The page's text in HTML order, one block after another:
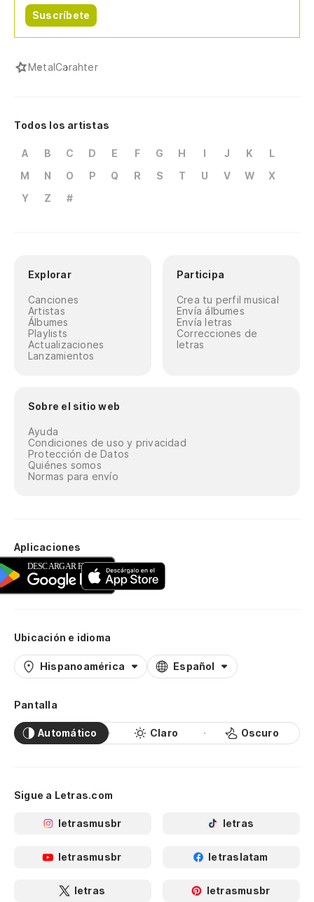
Suscríbete
MetalCarahter
Todos los artistas
A B C D E F G H I J K
L
M
N O P Q R S T U V W
X
Y
Z #
Explorar
Canciones
Artistas
Álbumes
Playlists
Actualizaciones
Lanzamientos
Participa
Crea tu perfil musical
Envía álbumes
Envía letras
Correcciones de
letras
Sobre el sitio web
Ayuda
Condiciones de uso y privacidad
Protección de Datos
Quiénes somos
Normas para envío
Aplicaciones
Ubicación e idioma
Hispanoamérica Español
Pantalla
Automático Claro Oscuro
Sigue a Letras.com
letrasmusbr letras
letrasmusbr letraslatam
letras letrasmusbr